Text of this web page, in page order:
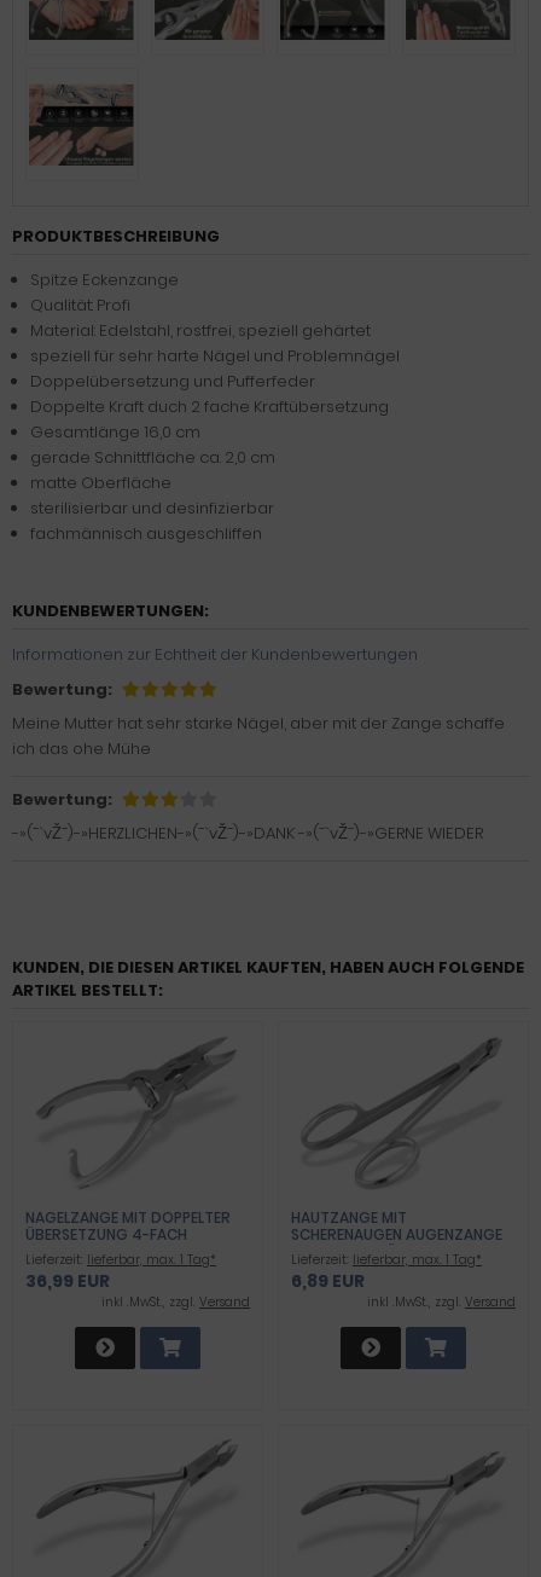
PRODUKTBESCHREIBUNG
Spitze Eckenzange
Qualität: Profi
Material: Edelstahl, rostfrei, speziell gehärtet
speziell für sehr harte Nägel und Problemnägel
Doppelübersetzung und Pufferfeder
Doppelte Kraft duch 2 fache Kraftübersetzung
Gesamtlänge 16,0 cm
gerade Schnittfläche ca. 2,0 cm
matte Oberfläche
sterilisierbar und desinfizierbar
fachmännisch ausgeschliffen
KUNDENBEWERTUNGEN:
Informationen zur Echtheit der Kundenbewertungen
Bewertung:
Meine Mutter hat sehr starke Nägel, aber mit der Zange schaffe
ich das ohe Mühe
Bewertung:
-»(¯`vŽ¯)-»HERZLICHEN-»(¯`vŽ¯)-»DANK -»(¯`vŽ¯)-»GERNE WIEDER
KUNDEN, DIE DIESEN ARTIKEL KAUFTEN, HABEN AUCH FOLGENDE
ARTIKEL BESTELLT:
NAGELZANGE MIT DOPPELTER
ÜBERSETZUNG 4-FACH
GESCHRAUBT
Lieferzeit: lieferbar, max. 1 Tag*
36,99 EUR
inkl .MwSt., zzgl. Versand
HAUTZANGE MIT
SCHERENAUGEN AUGENZANGE
PROFI QUALITÄT
Lieferzeit: lieferbar, max. 1 Tag*
6,89 EUR
inkl .MwSt., zzgl. Versand